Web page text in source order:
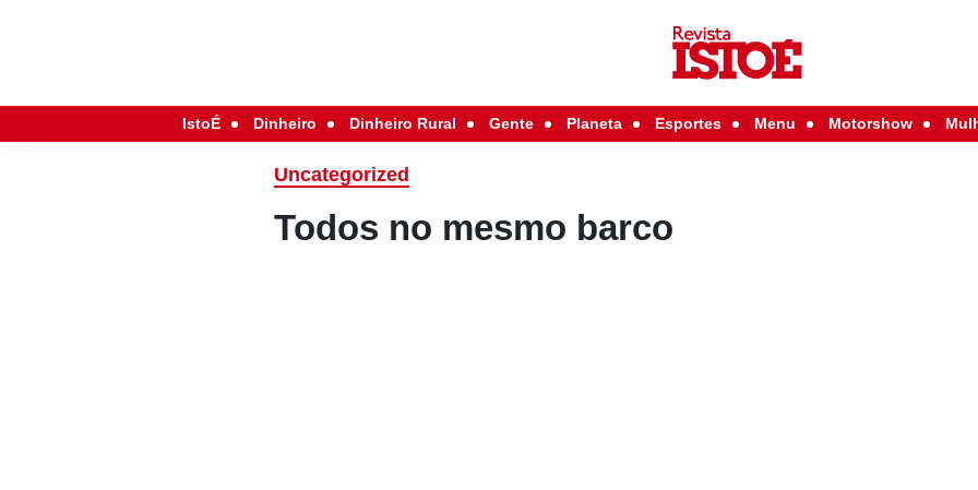
IstoÉ Dinheiro Dinheiro Rural Gente Planeta Esportes Menu Motorshow
Uncategorized
Todos no mesmo barco